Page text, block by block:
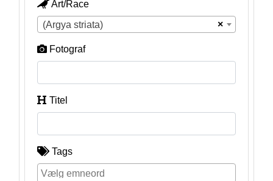
Art/Race
×
(Argya striata)
Fotograf
Titel
Tags